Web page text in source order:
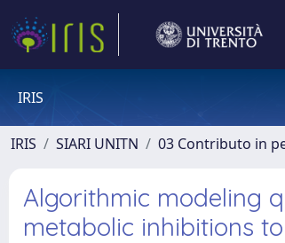
IRIS
IRIS SIARI UNITN 03 Contributo in
Algorithmic modeling
metabolic inhibitions